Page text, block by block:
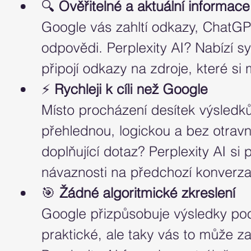
🔍 Ověřitelné a aktuální informace
Google vás zahltí odkazy,
odpovědi. Perplexity AI? Nabízí
připojí odkazy na zdroje, které si
⚡ Rychleji k cíli než Google
Místo procházení desítek
přehlednou, logickou a bez
doplňující dotaz? Perplexity AI si
návaznosti na předchozí
🎯 Žádné algoritmické zkreslení
Google přizpůsobuje výsledky
praktické, ale taky vás to může